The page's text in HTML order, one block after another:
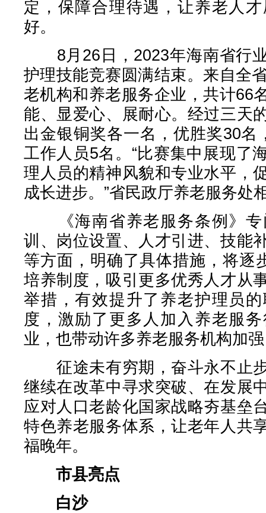
定，保障合理待遇，让养老人
好。
8月26日，2023年海南省行
护理技能竞赛圆满结束。来自全
老机构和养老服务企业，共计66
能、显爱心、展耐心。经过三天
出金银铜奖各一名，优胜奖30名
工作人员5名。“比赛集中展现了
理人员的精神风貌和专业水平，
成长进步。”省民政厅养老服务处
《海南省养老服务条例》专
训、岗位设置、人才引进、技能
等方面，明确了具体措施，将逐
培养制度，吸引更多优秀人才从
举措，有效提升了养老护理员
度，激励了更多人加入养老服
业，也带动许多养老服务机构加
征途未有穷期，奋斗永不止
继续在改革中寻求突破、在发展
应对人口老龄化国家战略夯基垒
特色养老服务体系，让老年人共
福晚年。
市县亮点
白沙